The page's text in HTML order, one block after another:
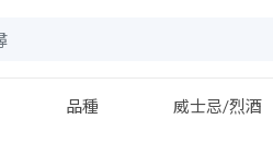
品種 威士忌/烈酒